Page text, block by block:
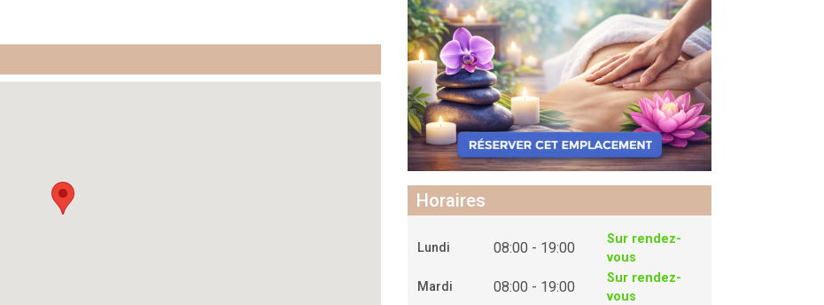
Horaires
Lundi 08:00 - 19:00
Sur rendez-
vous
Mardi
08:00 - 19:00
Sur rendez-
vous